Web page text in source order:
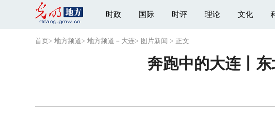
时政 国际 时评 理论 文化
首页 > 地方频道> 地方频道－大连> 图片新闻 > 正文
奔跑中的大连丨